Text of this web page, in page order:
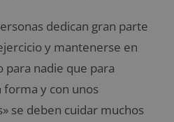
dedican gran parte
y mantenerse en
nadie que para
y con unos
se deben cuidar muchos